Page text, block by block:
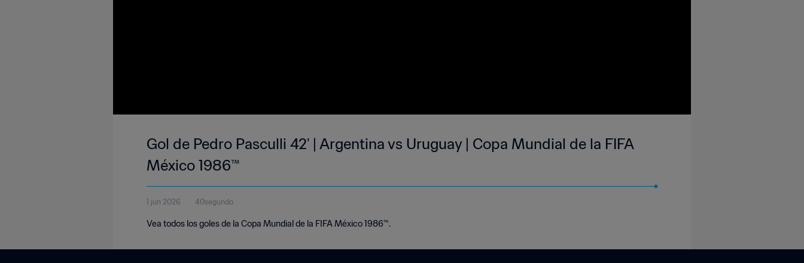
Gol de Pedro Pasculli 42' | Argentina vs Uruguay | Copa Mundial de la FIFA
México 1986™
1 jun 2026 40segundo
Vea todos los goles de la Copa Mundial de la FIFA México 1986™.